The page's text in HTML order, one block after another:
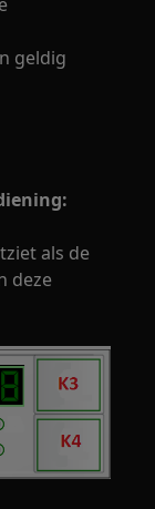
geldig
als de
deze